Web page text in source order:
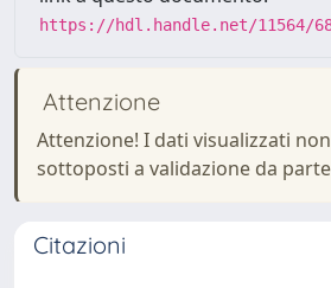
https://hdl.handle.net/11564/
Attenzione
Attenzione! I dati visualizzati
sottoposti a validazione da
Citazioni